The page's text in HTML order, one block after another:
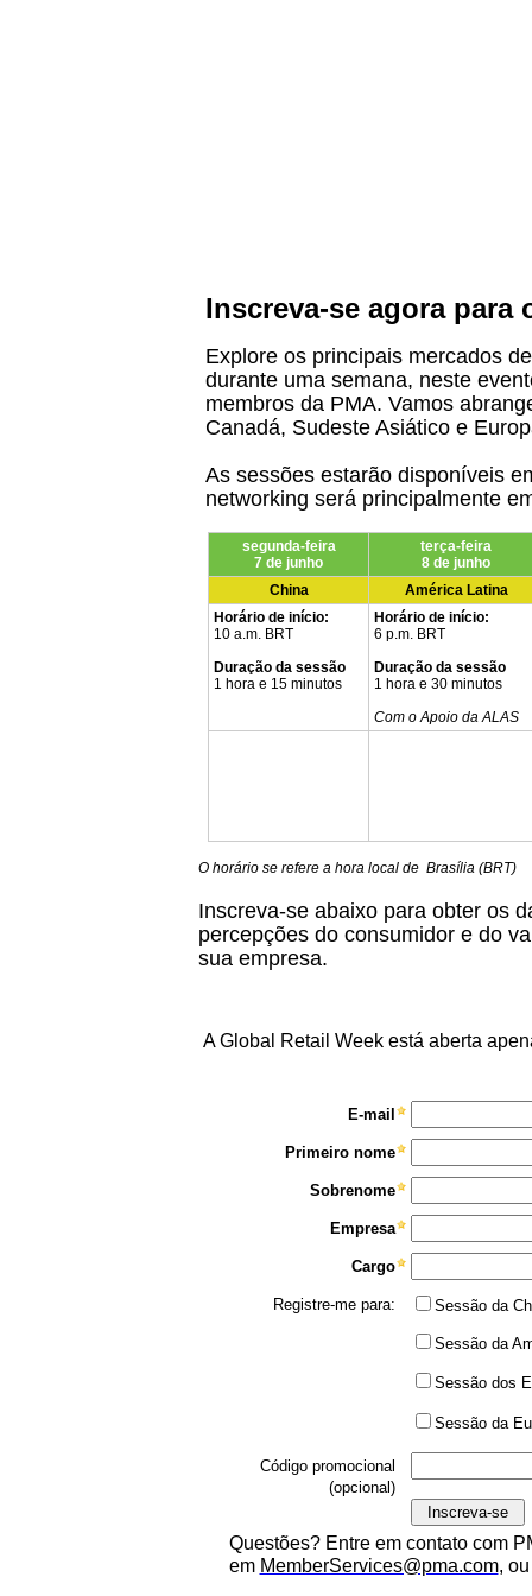
A Global Retail Week está aberta
Inscreva-se agora para
Explore os principais mercados
durante uma semana, neste
membros da PMA. Vamos
Canadá, Sudeste Asiático e
As sessões estarão disponíveis
networking será principalmente
segunda-feira
7 de junho
terça-feira
8 de junho
China
América Latina
Horário de início:
10 a.m. BRT
Duração da sessão
1 hora e 15 minutos
Horário de início:
6 p.m. BRT
Duração da sessão
1 hora e 30 minutos
Com o Apoio da ALAS
O horário se refere a hora local de Brasília (BRT)
Inscreva-se abaixo para obter os
percepções do consumidor e do
sua empresa.